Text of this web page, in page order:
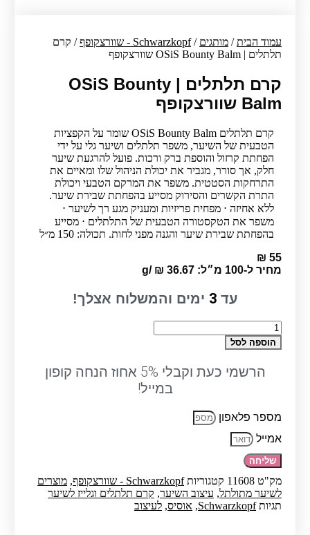
עמוד הבית/ מותגים /Schwarzkopf - שוורצקופף
/ קרם
תלתלים | OSiS Bounty Balm שוורצקופף
קרם תלתלים | OSiS Bounty
Balm שוורצקופף
קרם תלתלים OSiS Bounty Balm שומר על הקפציות
הטבעית של השיער, משפר תלתלים ושיער גלי על ידי
הפחתת קרזול והוספת ברק ורכות. פועל להרגעת שיער
חלק, אך סורר, מגביר את יכולת הניהול שלו ומאיים את
התרחקות הסטטית. משפר את המרקם הטבעי ויכולת
התרת הקשרים והסירוק מסייע בהפחתת שבירת שיער.
ללא אחיזה ⋅ מפחית פריזיות ומעניק מגע רך לשיער ⋅
משפר את הטקסטורה הטבעית של התלתלים ⋅ מסייע
בהפחתת שבירת שיער והגנה מפני לחות. תכולה: 150 מ״ל
₪ 55
מחיר ל-100 מ״ל:
₪ 36.67
/
g
עד 3 ימים והמשלוח אצלך!
כמות
של
קרם
Balm
הוספה לסל
הרשמי כעת וקבלי 5% אחוז הנחה קופון
במייל!
מספר פלאפון
אמייל
שליחה
מק"ט 11608 קטגוריות Schwarzkopf - שוורצקופף , מוצרים
לשיער מתולתל, עיצוב השיער, קרם תלתלים וגלייז לשיער
תגיות Schwarzkopf
, אוסיס, לעיצוב